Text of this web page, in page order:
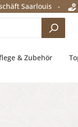
Saarlouis -
& Zubehör